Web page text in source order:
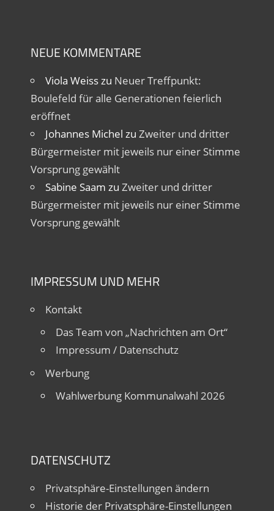
NEUE KOMMENTARE
Viola Weisszu Neuer Treffpunkt:
Boulefeld für alle Generationen feierlich
eröffnet
Johannes Michel zu Zweiter und dritter
Bürgermeister mit jeweils nur einer Stimme
Vorsprung gewählt
Sabine Saam zu Zweiter und dritter
Bürgermeister mit jeweils nur einer Stimme
Vorsprung gewählt
IMPRESSUM UND MEHR
Kontakt
Das Team von „Nachrichten am Ort“
Impressum / Datenschutz
Werbung
Wahlwerbung Kommunalwahl 2026
DATENSCHUTZ
Privatsphäre-Einstellungen ändern
Historie der Privatsphäre-Einstellungen